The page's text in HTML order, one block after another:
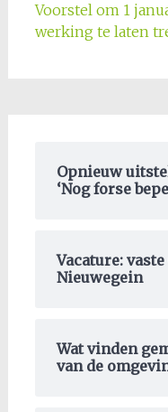
Voorstel om 1
werking te laten
Opnieuw
‘Nog forse
Vacature:
Nieuwegein
Wat vinden
van de